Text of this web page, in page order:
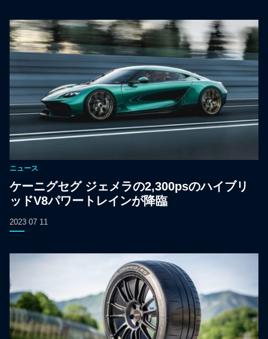
ニュース
ケーニグセグ ジェメラの2,300psのハイブリ
ッドV8パワートレインが降臨
2023 07 11